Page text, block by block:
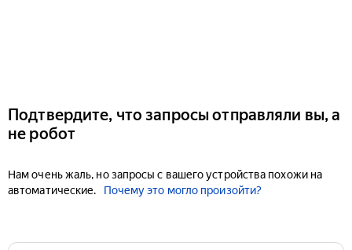
Подтвердите, что запросы отправляли вы, а
не робот
Нам очень жаль, но запросы с вашего устройства похожи на
автоматические.
Почему это могло произойти?